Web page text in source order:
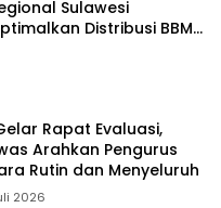
Sulawesi
Distribusi BBM
Rapat Evaluasi,
Arahkan Pengurus
Rutin dan Menyeluruh
2026